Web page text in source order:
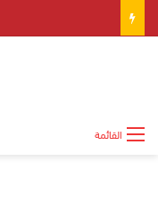
القائمة